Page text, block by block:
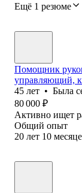
Ещё 1 резюме
Помощник
управляющий,
45 лет • Была
80 000 ₽
Активно ищет
Общий опыт
20 лет 10